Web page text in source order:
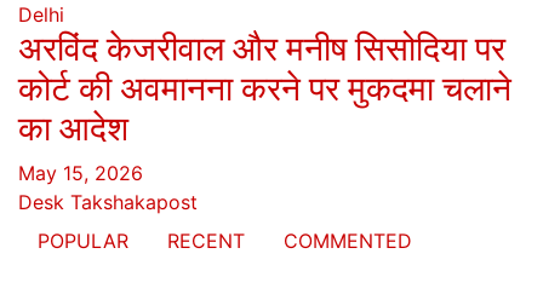
Delhi
अरविंद केजरीवाल और मनीष सिसोदिया पर
कोर्ट की अवमानना करने पर मुकदमा चलाने
का आदेश
May 15, 2026
Desk Takshakapost
POPULAR
RECENT COMMENTED